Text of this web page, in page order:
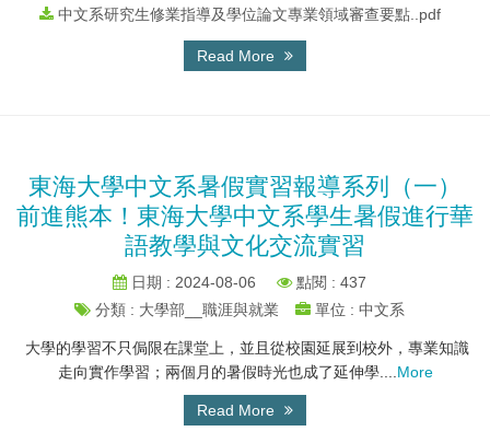
中文系研究生修業指導及學位論文專業領域審查要點..pdf
Read More
東海大學中文系暑假實習報導系列（一）
前進熊本！東海大學中文系學生暑假進行華
語教學與文化交流實習
日期 : 2024-08-06
點閱 : 437
分類 : 大學部__職涯與就業
單位 : 中文系
大學的學習不只侷限在課堂上，並且從校園延展到校外，專業知識
走向實作學習；兩個月的暑假時光也成了延伸學.... More
Read More